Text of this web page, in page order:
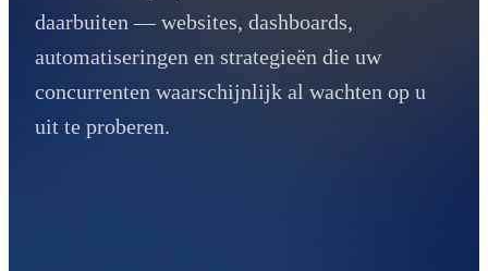
daarbuiten — websites, dashboards,
automatiseringen en strategieën die uw
concurrenten waarschijnlijk al wachten op u
uit te proberen.